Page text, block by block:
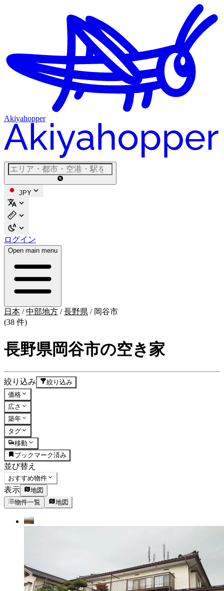
Akiyahopper
JPY
ログイン
Open main menu
日本 /中部地方 /長野県 / 岡谷市
(38 件)
長野県岡谷市の空き家
絞り込み
絞り込み
価格
広さ
築年
タグ
移動
ブックマーク済み
並び替え
おすすめ物件
表示
地図
物件一覧
地図